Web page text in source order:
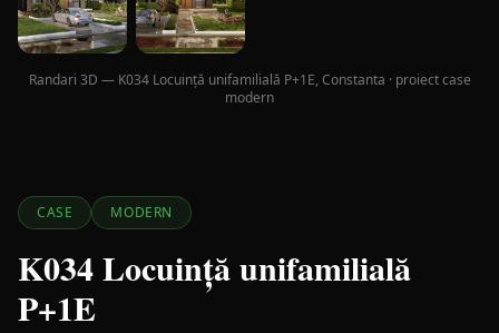
Randari 3D — K034 Locuință unifamilială P+1E, Constanta · proiect case
modern
CASE MODERN
K034 Locuință unifamilială
P+1E